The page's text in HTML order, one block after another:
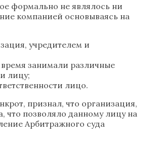
формально не являлось ни
компанией основываясь на
учредителем и
занимали различные
лицу;
лицо.
признал, что организация,
что позволяло данному лицу на
Арбитражного суда